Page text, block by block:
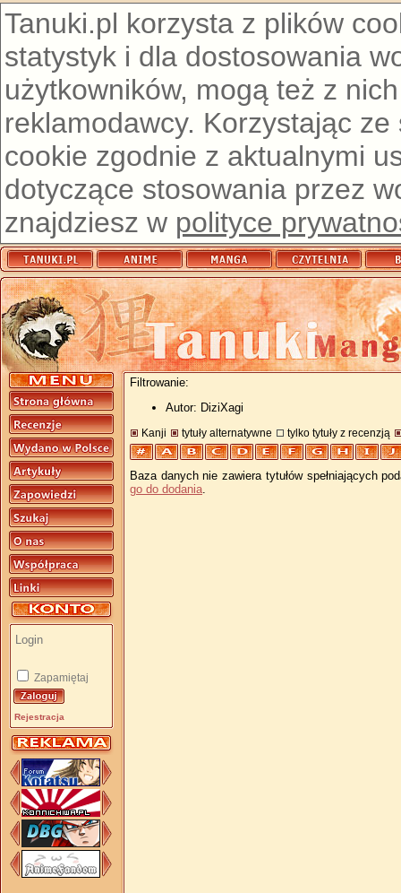
Tanuki.pl korzysta z plików
statystyk i dla dostosowania
użytkowników, mogą też z
reklamodawcy. Korzystając
cookie zgodnie z aktualnymi
dotyczące stosowania przez
znajdziesz w polityce
Zapamiętaj
Rejestracja
Filtrowanie:
Autor: DiziXagi
Kanji tytuły alternatywne tylko tytuły z recenzją
Baza danych nie zawiera tytułów spełniających
go do dodania.